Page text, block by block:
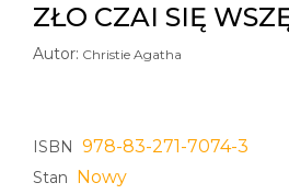
ZŁO CZAI SIĘ
Autor: Christie Agatha
ISBN 978-83-271-7074-3
Stan Nowy